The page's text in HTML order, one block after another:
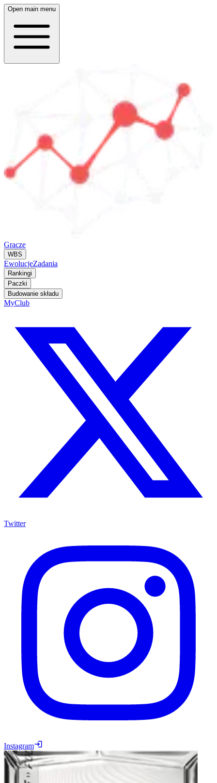
Open main menu
Gracze
WBS
EwolucjeZadania
Rankingi
Paczki
Budowanie składu
MyClub
Twitter
Instagram